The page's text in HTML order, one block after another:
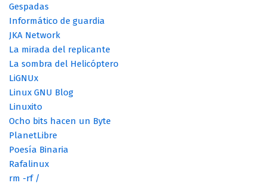
Gespadas
Informático de guardia
JKA Network
La mirada del replicante
La sombra del Helicóptero
LiGNUx
Linux GNU Blog
Linuxito
Ocho bits hacen un Byte
PlanetLibre
Poesía Binaria
Rafalinux
rm -rf /